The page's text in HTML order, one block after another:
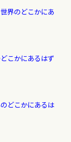
界のどこかにあ
こかにあるはず
どこかにあるは